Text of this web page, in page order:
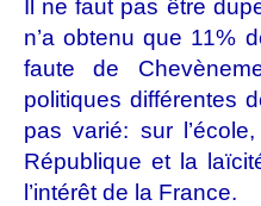
Il ne faut pas être
n’a obtenu que 11%
faute de
politiques différentes
pas varié: sur
République et la
l’intérêt de la France.